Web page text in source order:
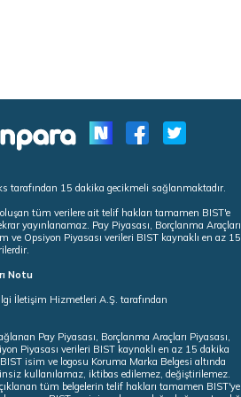
tarafından 15 dakika gecikmeli sağlanmaktadır.
tüm verilere ait telif hakları tamamen BIST'e
yayınlanamaz. Pay Piyasası, Borçlanma Araçları
ve Opsiyon Piyasası verileri BIST kaynaklı en az 15
Notu
İletişim Hizmetleri A.Ş. tarafından
Pay Piyasası, Borçlanma Araçları Piyasası,
Piyasası verileri BIST kaynaklı en az 15 dakika
isim ve logosu Koruma Marka Belgesi altında
kullanılamaz, iktibas edilemez, değiştirilemez.
tüm belgelerin telif hakları tamamen BIST'ye